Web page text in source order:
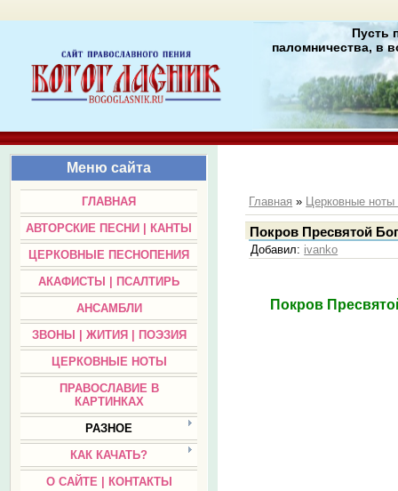
Пусть
паломничества, в
Меню сайта
ГЛАВНАЯ
АВТОРСКИЕ ПЕСНИ | КАНТЫ
ЦЕРКОВНЫЕ ПЕСНОПЕНИЯ
АКАФИСТЫ | ПСАЛТИРЬ
АНСАМБЛИ
ЗВОНЫ | ЖИТИЯ | ПОЭЗИЯ
ЦЕРКОВНЫЕ НОТЫ
ПРАВОСЛАВИЕ В
КАРТИНКАХ
РАЗНОЕ
КАК КАЧАТЬ?
О САЙТЕ | КОНТАКТЫ
Главная » Церковные ноты
Покров Пресвятой
Добавил: ivanko
Покров